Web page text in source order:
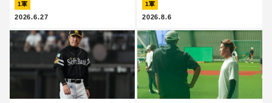
1軍
2026.6.27
1軍
2026.8.6